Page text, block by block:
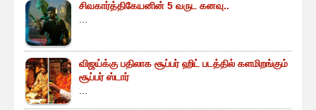
சிவகார்த்திகேயனின் 5 வருட கனவு..
விஜய்க்கு பதிலாக சூப்பர் ஹிட் படத்தில் களமிறங்கும்
சூப்பர் ஸ்டார்